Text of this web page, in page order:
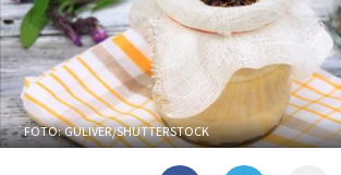
FOTO: GULIVER/SHUTTERSTOCK